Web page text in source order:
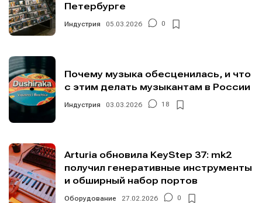
Петербурге
Индустрия 05.03.2026 0
Почему музыка обесценилась, и что
с этим делать музыкантам в России
Индустрия 03.03.2026 18
Arturia обновила KeyStep 37: mk2
получил генеративные инструменты
и обширный набор портов
Оборудование 27.02.2026 0